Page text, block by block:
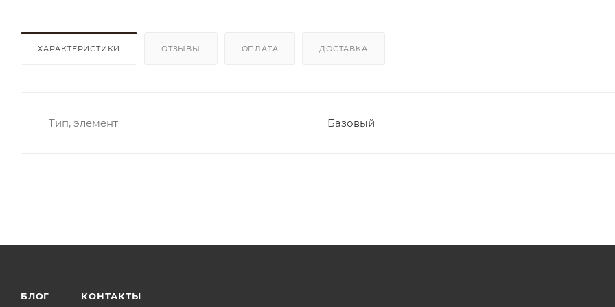
ХАРАКТЕРИСТИКИ ОТЗЫВЫ ОПЛАТА ДОСТАВКА
Тип, элемент Базовый
БЛОГ КОНТАКТЫ